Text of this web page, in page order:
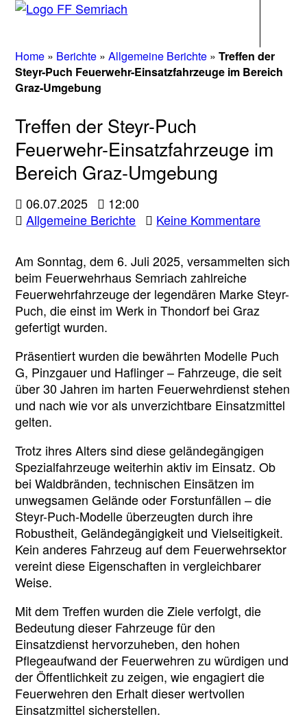
Home » Berichte »Allgemeine Berichte »Treffen der
Steyr-Puch Feuerwehr-Einsatzfahrzeuge im Bereich
Graz-Umgebung
Treffen der Steyr-Puch
Feuerwehr-Einsatzfahrzeuge im
Bereich Graz-Umgebung
06.07.2025
12:00
Allgemeine Berichte
Keine Kommentarezu
Steyr-
Bereich
Graz-
Am Sonntag, dem 6. Juli 2025, versammelten sich
beim Feuerwehrhaus Semriach zahlreiche
Feuerwehrfahrzeuge der legendären Marke Steyr-
Puch, die einst im Werk in Thondorf bei Graz
gefertigt wurden.
Präsentiert wurden die bewährten Modelle Puch
G, Pinzgauer und Haflinger – Fahrzeuge, die seit
über 30 Jahren im harten Feuerwehrdienst stehen
und nach wie vor als unverzichtbare Einsatzmittel
gelten.
Trotz ihres Alters sind diese geländegängigen
Spezialfahrzeuge weiterhin aktiv im Einsatz. Ob
bei Waldbränden, technischen Einsätzen im
unwegsamen Gelände oder Forstunfällen – die
Steyr-Puch-Modelle überzeugten durch ihre
Robustheit, Geländegängigkeit und Vielseitigkeit.
Kein anderes Fahrzeug auf dem Feuerwehrsektor
vereint diese Eigenschaften in vergleichbarer
Weise.
Mit dem Treffen wurden die Ziele verfolgt, die
Bedeutung dieser Fahrzeuge für den
Einsatzdienst hervorzuheben, den hohen
Pflegeaufwand der Feuerwehren zu würdigen und
der Öffentlichkeit zu zeigen, wie engagiert die
Feuerwehren den Erhalt dieser wertvollen
Einsatzmittel sicherstellen.